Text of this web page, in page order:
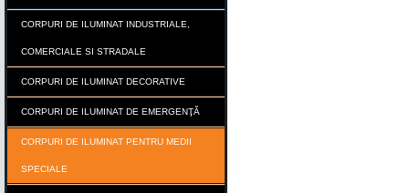
CORPURI DE ILUMINAT INDUSTRIALE,
COMERCIALE SI STRADALE
CORPURI DE ILUMINAT DECORATIVE
CORPURI DE ILUMINAT DE EMERGENŢĂ
CORPURI DE ILUMINAT PENTRU MEDII
SPECIALE